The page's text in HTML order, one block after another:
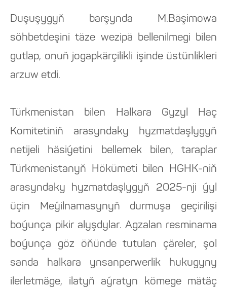
Duşuşygyň barşynda M.Bäşimowa
söhbetdeşini täze wezipä bellenilmegi bilen
gutlap, onuň jogapkärçilikli işinde üstünlikleri
arzuw etdi.
Türkmenistan bilen Halkara Gyzyl Haç
Komitetiniň arasyndaky hyzmatdaşlygyň
netijeli häsiýetini bellemek bilen, taraplar
Türkmenistanyň Hökümeti bilen HGHK-niň
arasyndaky hyzmatdaşlygyň 2025-nji ýyl
üçin Meýilnamasynyň durmuşa geçirilişi
boýunça pikir alyşdylar. Agzalan resminama
boýunça göz öňünde tutulan çäreler, şol
sanda halkara ynsanperwerlik hukugyny
ilerletmäge, ilatyň aýratyn kömege mätäç